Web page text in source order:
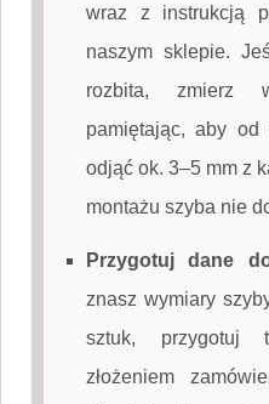
wraz z instrukcją
naszym sklepie.
rozbita, zmierz
pamiętając, aby od
odjąć ok. 3–5 mm z
montażu szyba nie
Przygotuj dane
znasz wymiary
sztuk, przygotuj
złożeniem